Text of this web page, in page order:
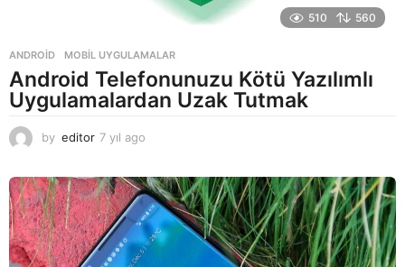
510 560
ANDROID ,MOBIL UYGULAMALAR
Android Telefonunuzu Kötü Yazılımlı
Uygulamalardan Uzak Tutmak
by editor 7 yıl ago
l
a
g
o